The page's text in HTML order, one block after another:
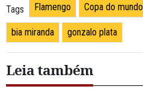
Tags Flamengo Copa do mundo
bia miranda gonzalo plata
Leia também